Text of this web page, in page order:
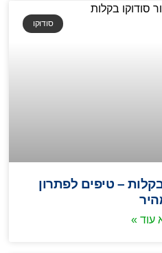
סודוקו
– טיפים לפתרון
עוד »